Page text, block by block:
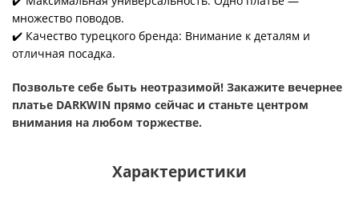
множество поводов.
✔️ Качество турецкого бренда: Внимание к деталям и
отличная посадка.
Позвольте себе быть неотразимой! Закажите вечернее
платье DARKWIN прямо сейчас и станьте центром
внимания на любом торжестве.
Характеристики